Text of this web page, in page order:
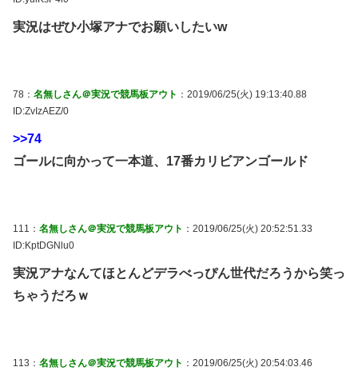
実況はぜひ小塚アナでお願いしたいw
78： 名無しさん＠実況で競馬板アウト ：2019/06/25(火) 19:13:40.88
ID:ZvIzAEZ/0
>>74
ゴールに向かって一本道、17番カリビアンゴールド
111： 名無しさん＠実況で競馬板アウト ：2019/06/25(火) 20:52:51.33
ID:KptDGNlu0
実況アナなんてほとんどデラべっぴん世代だろうから笑っ
ちゃうだろｗ
113： 名無しさん＠実況で競馬板アウト ：2019/06/25(火) 20:54:03.46